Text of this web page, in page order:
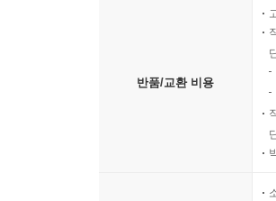
반품/교환 비용